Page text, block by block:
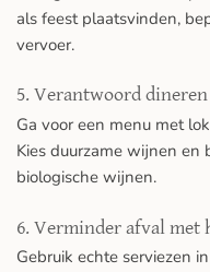
als feest plaatsvinden,
vervoer.
5. Verantwoord
Ga voor een menu met
Kies duurzame wijnen en
biologische wijnen.
6. Verminder afval
Gebruik echte serviezen